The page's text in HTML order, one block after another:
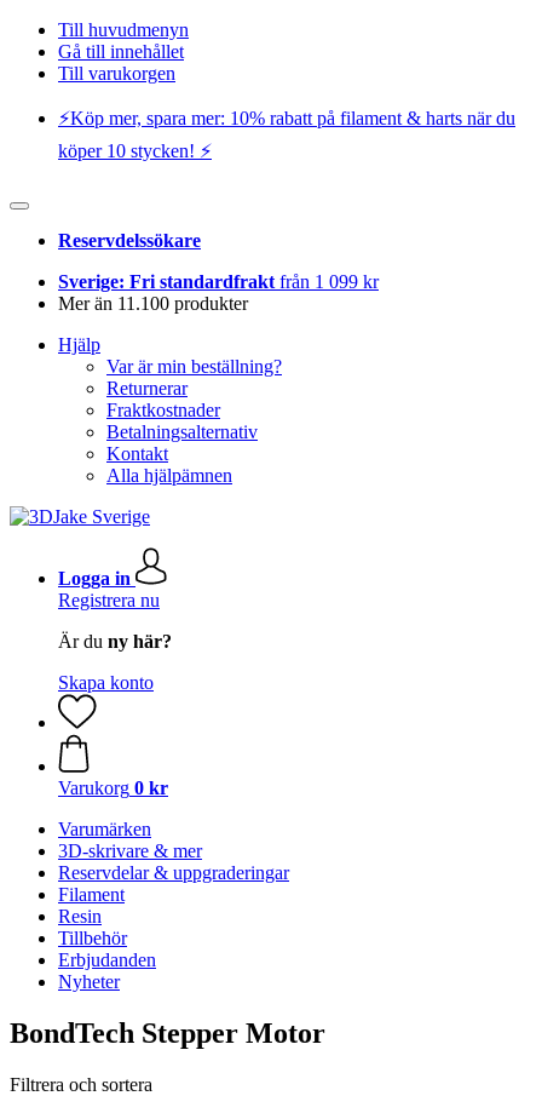
Till huvudmenyn
Gå till innehållet
Till varukorgen
⚡️Köp mer, spara mer: 10% rabatt på filament & harts när du
köper 10 stycken! ⚡️
Reservdelssökare
Sverige: Fri standardfrakt från 1 099 kr
Mer än 11.100 produkter
Hjälp
Var är min beställning?
Returnerar
Fraktkostnader
Betalningsalternativ
Kontakt
Alla hjälpämnen
Logga in
Registrera nu
Är du ny här?
Skapa konto
Varukorg 0 kr
Varumärken
3D-skrivare & mer
Reservdelar & uppgraderingar
Filament
Resin
Tillbehör
Erbjudanden
Nyheter
BondTech Stepper Motor
Filtrera och sortera